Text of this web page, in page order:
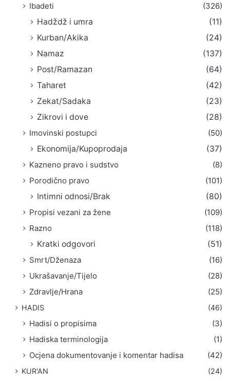
Ibadeti
(326)
Hadždž i umra
(11)
Kurban/Akika
(24)
Namaz
(137)
Post/Ramazan
(64)
Taharet
(42)
Zekat/Sadaka
(23)
Zikrovi i dove
(28)
Imovinski postupci
(50)
Ekonomija/Kupoprodaja
(37)
Kazneno pravo i sudstvo
(8)
Porodično pravo
(101)
Intimni odnosi/Brak
(80)
Propisi vezani za žene
(109)
Razno
(118)
Kratki odgovori
(51)
Smrt/Dženaza
(16)
Ukrašavanje/Tijelo
(28)
Zdravlje/Hrana
(25)
HADIS (46)
Hadisi o propisima
(3)
Hadiska terminologija
(1)
Ocjena dokumentovanje i komentar hadisa
(42)
KUR'AN (24)